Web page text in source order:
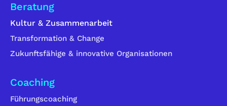
Beratung
Kultur & Zusammenarbeit
Transformation & Change
Zukunftsfähige & innovative Organisationen
Coaching
Führungscoaching